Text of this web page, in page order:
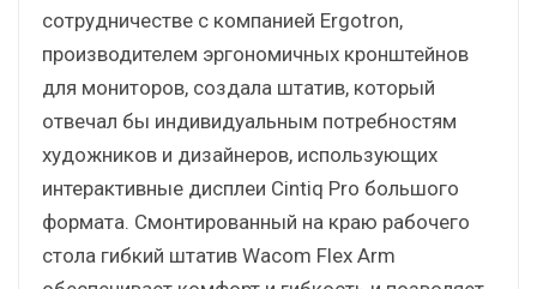
сотрудничестве с компанией Ergotron,
производителем эргономичных кронштейнов
для мониторов, создала штатив, который
отвечал бы индивидуальным потребностям
художников и дизайнеров, использующих
интерактивные дисплеи Cintiq Pro большого
формата. Смонтированный на краю рабочего
стола гибкий штатив Wacom Flex Arm